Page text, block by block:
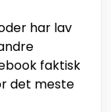
har lav
faktisk
det meste